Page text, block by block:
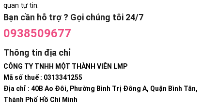
quan tự tin.
Bạn cần hỗ trợ ? Gọi chúng tôi 24/7
0938509677
Thông tin địa chỉ
CÔNG TY TNHH MỘT THÀNH VIÊN LMP
Mã số thuế : 0313341255
Địa chỉ : 40B Ao Đôi, Phường Bình Trị Đông A, Quận Bình Tân,
Thành Phố Hồ Chí Minh